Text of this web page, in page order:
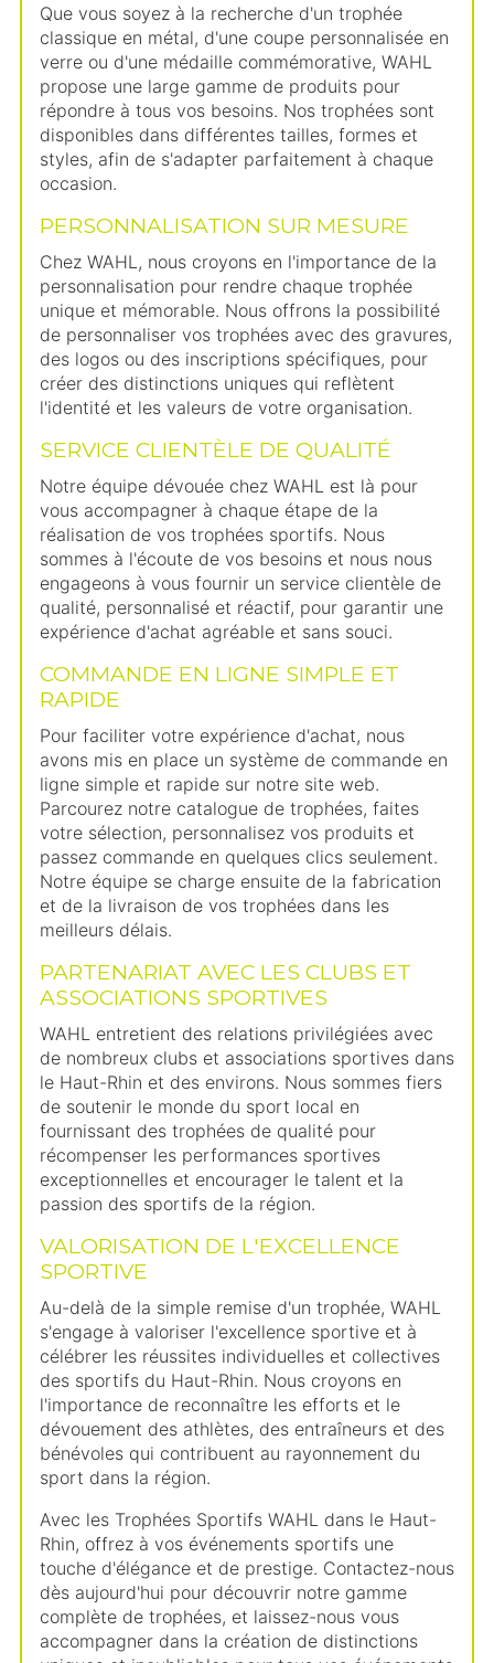
Que vous soyez à la recherche d'un trophée
classique en métal, d'une coupe personnalisée en
verre ou d'une médaille commémorative, WAHL
propose une large gamme de produits pour
répondre à tous vos besoins. Nos trophées sont
disponibles dans différentes tailles, formes et
styles, afin de s'adapter parfaitement à chaque
occasion.
PERSONNALISATION SUR MESURE
Chez WAHL, nous croyons en l'importance de la
personnalisation pour rendre chaque trophée
unique et mémorable. Nous offrons la possibilité
de personnaliser vos trophées avec des gravures,
des logos ou des inscriptions spécifiques, pour
créer des distinctions uniques qui reflètent
l'identité et les valeurs de votre organisation.
SERVICE CLIENTÈLE DE QUALITÉ
Notre équipe dévouée chez WAHL est là pour
vous accompagner à chaque étape de la
réalisation de vos trophées sportifs. Nous
sommes à l'écoute de vos besoins et nous nous
engageons à vous fournir un service clientèle de
qualité, personnalisé et réactif, pour garantir une
expérience d'achat agréable et sans souci.
COMMANDE EN LIGNE SIMPLE ET
RAPIDE
Pour faciliter votre expérience d'achat, nous
avons mis en place un système de commande en
ligne simple et rapide sur notre site web.
Parcourez notre catalogue de trophées, faites
votre sélection, personnalisez vos produits et
passez commande en quelques clics seulement.
Notre équipe se charge ensuite de la fabrication
et de la livraison de vos trophées dans les
meilleurs délais.
PARTENARIAT AVEC LES CLUBS ET
ASSOCIATIONS SPORTIVES
WAHL entretient des relations privilégiées avec
de nombreux clubs et associations sportives dans
le Haut-Rhin et des environs. Nous sommes fiers
de soutenir le monde du sport local en
fournissant des trophées de qualité pour
récompenser les performances sportives
exceptionnelles et encourager le talent et la
passion des sportifs de la région.
VALORISATION DE L'EXCELLENCE
SPORTIVE
Au-delà de la simple remise d'un trophée, WAHL
s'engage à valoriser l'excellence sportive et à
célébrer les réussites individuelles et collectives
des sportifs du Haut-Rhin. Nous croyons en
l'importance de reconnaître les efforts et le
dévouement des athlètes, des entraîneurs et des
bénévoles qui contribuent au rayonnement du
sport dans la région.
Avec les Trophées Sportifs WAHL dans le Haut-
Rhin, offrez à vos événements sportifs une
touche d'élégance et de prestige. Contactez-nous
dès aujourd'hui pour découvrir notre gamme
complète de trophées, et laissez-nous vous
accompagner dans la création de distinctions